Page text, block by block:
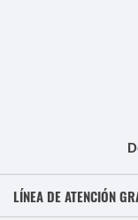
LÍNEA DE ATENCIÓN